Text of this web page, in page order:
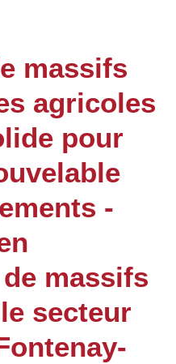
massifs
agricoles
pour
-
massifs
secteur